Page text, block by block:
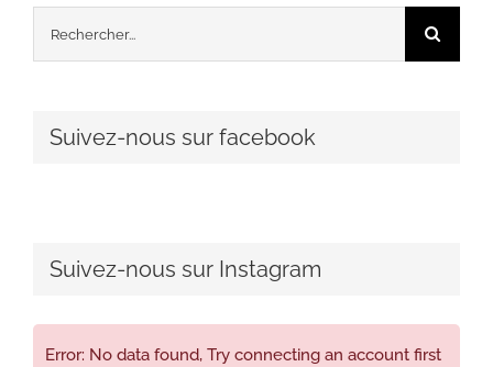
Rechercher:
Suivez-nous sur facebook
Suivez-nous sur Instagram
Error: No data found, Try connecting an account first